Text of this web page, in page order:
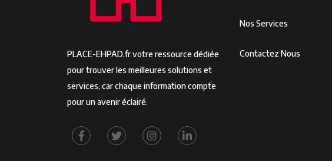
PLACE-EHPAD.fr votre ressource dédiée
pour trouver les meilleures solutions et
services, car chaque information compte
pour un avenir éclairé.
Nos Services
Contactez Nous